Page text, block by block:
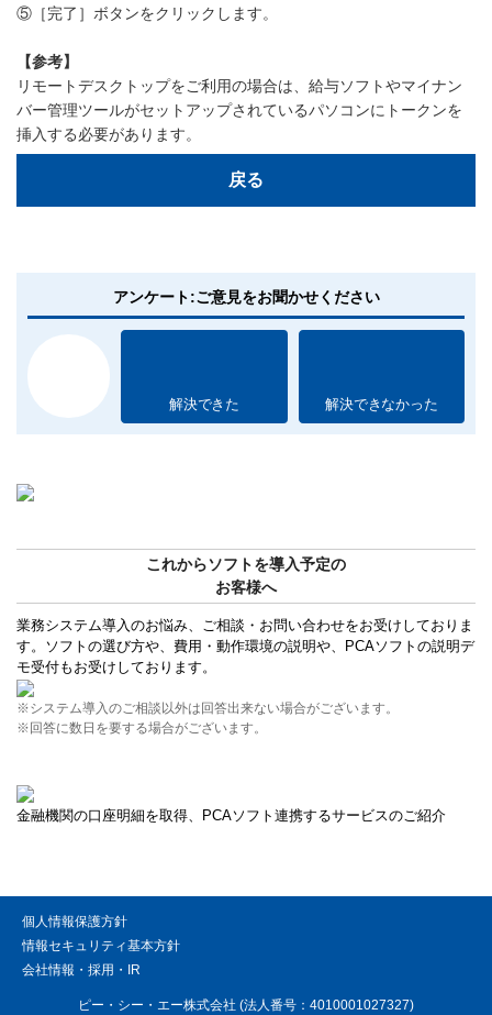
⑤［完了］ボタンをクリックします。
【参考】
リモートデスクトップをご利用の場合は、給与ソフトやマイナン
バー管理ツールがセットアップされているパソコンにトークンを
挿入する必要があります。
戻る
アンケート:ご意見をお聞かせください
解決できた 解決できなかった
これからソフトを導入予定の
お客様へ
業務システム導入のお悩み、ご相談・お問い合わせをお受けしておりま
す。ソフトの選び方や、費用・動作環境の説明や、PCAソフトの説明デ
モ受付もお受けしております。
※システム導入のご相談以外は回答出来ない場合がございます。
※回答に数日を要する場合がございます。
金融機関の口座明細を取得、PCAソフト連携するサービスのご紹介
個人情報保護方針
情報セキュリティ基本方針
会社情報・採用・IR
ピー・シー・エー株式会社 (法人番号：4010001027327)